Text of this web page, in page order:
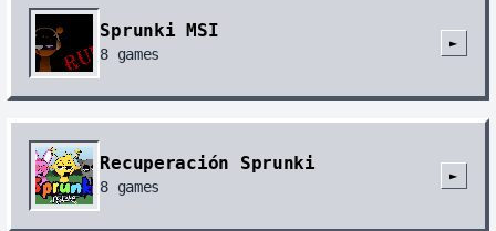
Sprunki MSI
8 games
►
Recuperación Sprunki
8 games
►